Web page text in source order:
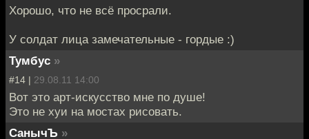
Хорошо, что не всё просрали.
У солдат лица замечательные - гордые :)
Тумбус »
#14 | 29.08.11 14:00
Вот это арт-искусство мне по душе!
Это не хуи на мостах рисовать.
СанычЪ »